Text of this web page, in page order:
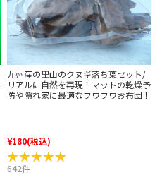
九州産の里山のクヌギ落ち葉セット/
リアルに自然を再現！マットの乾燥予
防や隠れ家に最適なフワフワお布団！
¥180(税込)
★★★★★
★★★★★
642件